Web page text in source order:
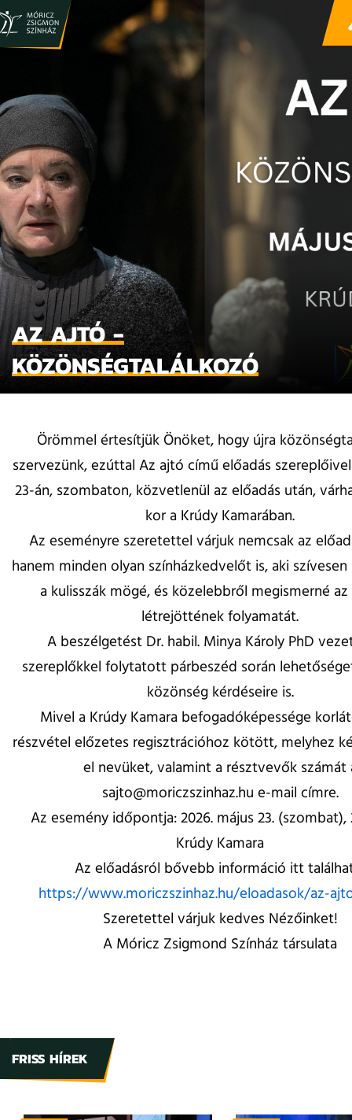
AZ AJTÓ -
KÖZÖNSÉGTALÁLKOZÓ
Örömmel értesítjük Önöket, hogy újra
szervezünk, ezúttal Az ajtó című előadás
23-án, szombaton, közvetlenül az előadás után,
kor a Krúdy Kamarában.
Az eseményre szeretettel várjuk nemcsak az
hanem minden olyan színházkedvelőt is, aki
a kulisszák mögé, és közelebbről megismerné
létrejöttének folyamatát.
A beszélgetést Dr. habil. Minya Károly PhD
szereplőkkel folytatott párbeszéd során
közönség kérdéseire is.
Mivel a Krúdy Kamara befogadóképessége
részvétel előzetes regisztrációhoz kötött, melyhez
el nevüket, valamint a résztvevők számát
sajto@moriczszinhaz.hu e-mail címre.
Az esemény időpontja: 2026. május 23. (szombat),
Krúdy Kamara
Az előadásról bővebb információ itt
https://www.moriczszinhaz.hu/eloadasok/az-
Szeretettel várjuk kedves Nézőinket!
A Móricz Zsigmond Színház társulata
FRISS HÍREK